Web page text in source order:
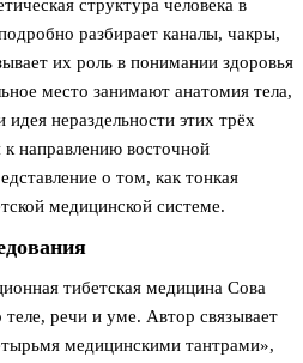
структура человека в
разбирает каналы, чакры,
их роль в понимании здоровья
место занимают анатомия тела,
нераздельности этих трёх
направлению восточной
о том, как тонкая
медицинской системе.
тибетская медицина Сова
теле, речи и уме. Автор связывает
медицинскими тантрами»,